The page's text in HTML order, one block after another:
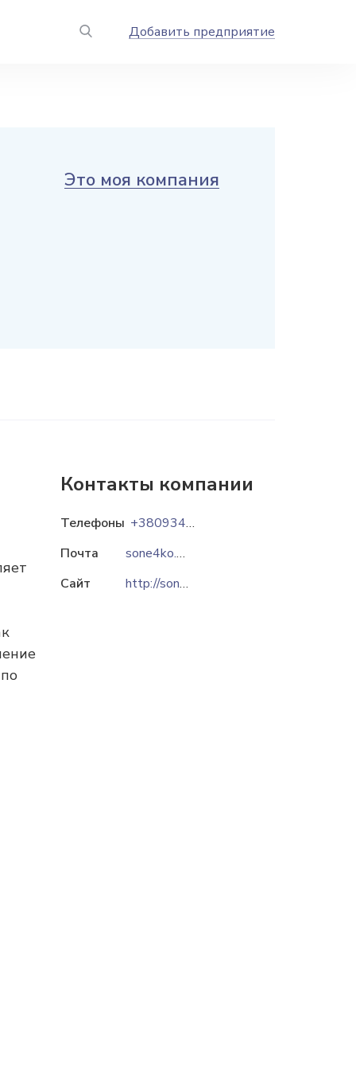
Добавить предприятие
Это моя компания
Контакты компании
Телефоны
+380934679256
Почта
sone4ko.pl.ua@gmail.com
Сайт
http://sone4ko.pl.ua